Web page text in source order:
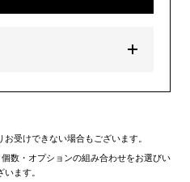
受けできない場合もございます。
数・オプションの組み合わせをお選びい
ます。